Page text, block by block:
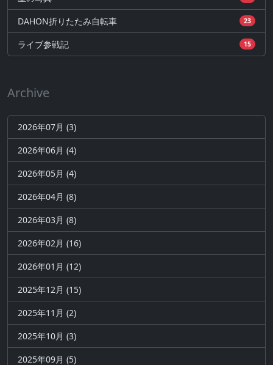
DAHON折りたたみ自転車 23
ライブ参戦記 15
Archive
2026年07月 (3)
2026年06月 (4)
2026年05月 (4)
2026年04月 (8)
2026年03月 (8)
2026年02月 (16)
2026年01月 (12)
2025年12月 (15)
2025年11月 (2)
2025年10月 (3)
2025年09月 (5)